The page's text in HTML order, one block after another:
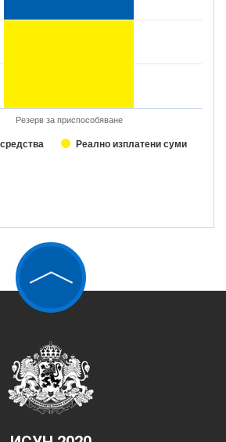
Реално изплатени суми
Резерв за приспособяване